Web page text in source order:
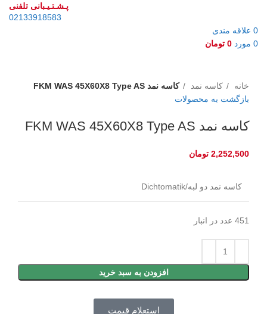
پـشـتـیـبانی تلفنی
02133918583
0 علاقه مندی
0 مورد 0 تومان
خانه
کاسه نمد
کاسه نمد FKM WAS 45X60X8 Type AS
بازگشت به محصولات
کاسه نمد FKM WAS 45X60X8 Type AS
2,252,500 تومان
کاسه نمد دو لبه/Dichtomatik
451 عدد در انبار
افزودن به سبد خرید
استعلام قیمت